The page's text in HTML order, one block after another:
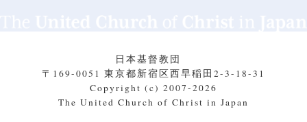
日本基督教団
〒169-0051 東京都新宿区西早稲田2-3-18-31
Copyright (c) 2007-2026
The United Church of Christ in Japan